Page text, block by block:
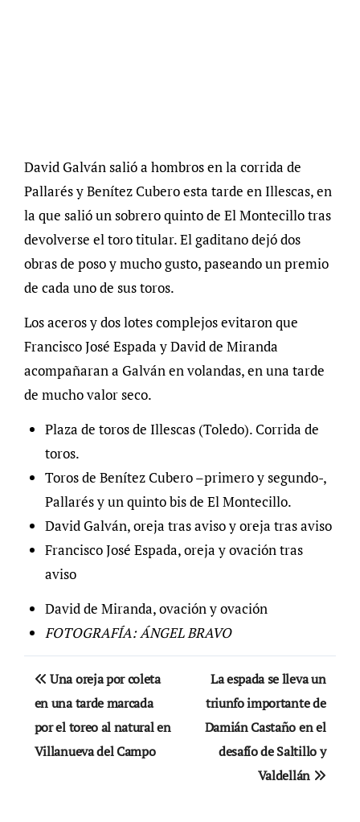
David Galván salió a hombros en la corrida de
Pallarés y Benítez Cubero esta tarde en Illescas, en
la que salió un sobrero quinto de El Montecillo tras
devolverse el toro titular. El gaditano dejó dos
obras de poso y mucho gusto, paseando un premio
de cada uno de sus toros.
Los aceros y dos lotes complejos evitaron que
Francisco José Espada y David de Miranda
acompañaran a Galván en volandas, en una tarde
de mucho valor seco.
Plaza de toros de Illescas (Toledo). Corrida de
toros.
Toros de Benítez Cubero –primero y segundo-,
Pallarés y un quinto bis de El Montecillo.
David Galván, oreja tras aviso y oreja tras aviso
Francisco José Espada, oreja y ovación tras
aviso
David de Miranda, ovación y ovación
FOTOGRAFÍA: ÁNGEL BRAVO
Navegación
de
entradas
Una oreja por coleta
en una tarde marcada
por el toreo al natural en
Villanueva del Campo
La espada se lleva un
triunfo importante de
Damián Castaño en el
desafío de Saltillo y
Valdellán